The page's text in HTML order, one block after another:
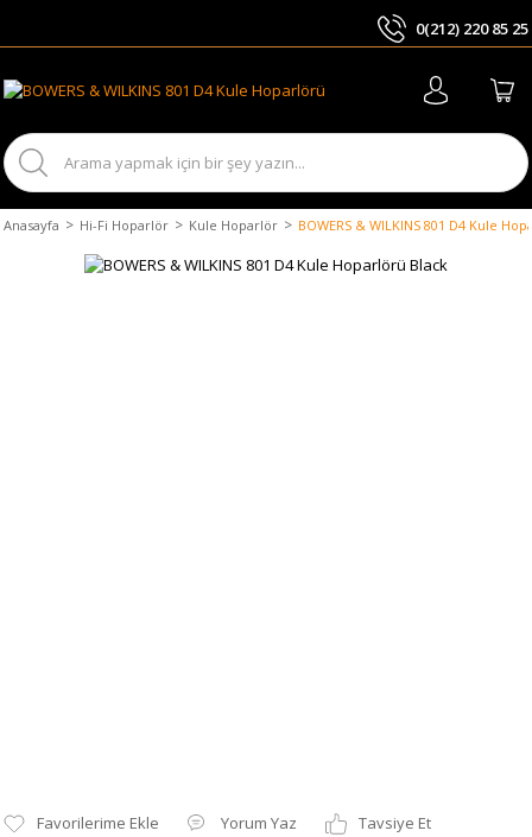
0(212) 220 85 25
Anasayfa Hi-Fi Hoparlör Kule Hoparlör BOWERS & WILKINS 801 D4 Kule
Yorum Yaz
Tavsiye Et